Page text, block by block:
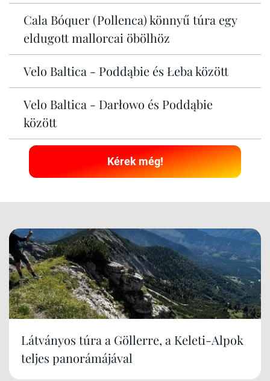
Cala Bóquer (Pollenca) könnyű túra egy
eldugott mallorcai öbölhöz
Velo Baltica - Poddąbie és Łeba között
Velo Baltica - Darłowo és Poddąbie
között
Kérek még!
Látványos túra a Göllerre, a Keleti-Alpok
teljes panorámájával